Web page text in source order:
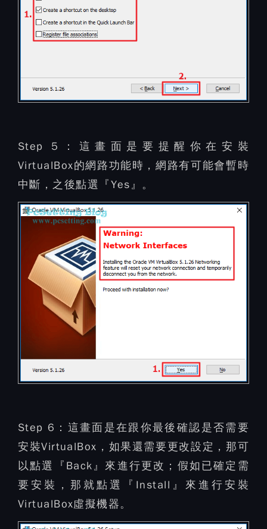
Step 5： 這畫面是要提醒你在安裝
VirtualBox的網路功能時，網路有可能會暫時
中斷，之後點選『Yes』。
Step 6： 這畫面是在跟你最後確認是否需要
安裝VirtualBox，如果還需要更改設定，那可
以點選『Back』來進行更改；假如已確定需
要安裝，那就點選『Install』來進行安裝
VirtualBox虛擬機器。